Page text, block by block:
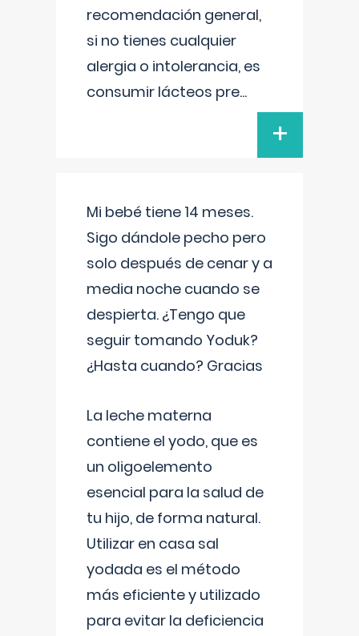
recomendación general,
si no tienes cualquier
alergia o intolerancia, es
consumir lácteos pre...
+
Mi bebé tiene 14 meses.
Sigo dándole pecho pero
solo después de cenar y a
media noche cuando se
despierta. ¿Tengo que
seguir tomando Yoduk?
¿Hasta cuando? Gracias
La leche materna
contiene el yodo, que es
un oligoelemento
esencial para la salud de
tu hijo, de forma natural.
Utilizar en casa sal
yodada es el método
más eficiente y utilizado
para evitar la deficiencia